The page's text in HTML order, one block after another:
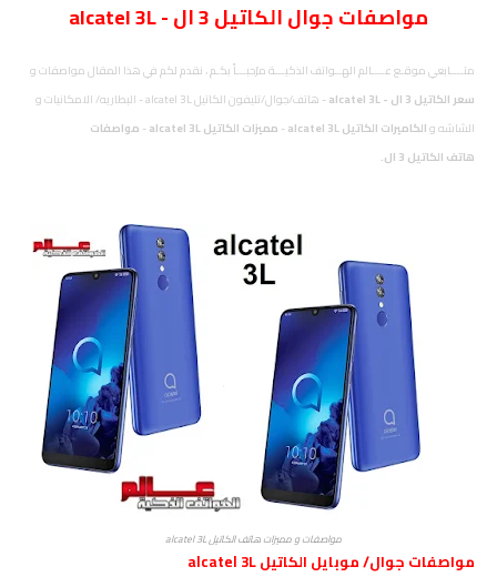
مواصفاتجوالالكاتيل 3 ال - alcatel 3L
متــــابعي موقـع عــــالم الهــواتف الذكيـــة مرْحبـــاً بكـم ، نقدم لكم في هذا المقال مواصفات و
سعر الكاتيل 3 ال - alcatel 3L
- هاتف/جوال/تليفون الكاتيل alcatel 3L - البطاريه/ الامكانيات و
الشاشه والكاميرات الكاتيل alcatel 3L - مميزات الكاتيل alcatel 3L - مواصفات
هاتف الكاتيل 3 ال.
مواصفات و مميزات هاتف الكاتيل alcatel 3L
مواصفات جوال/ موبايل الكاتيل alcatel 3L